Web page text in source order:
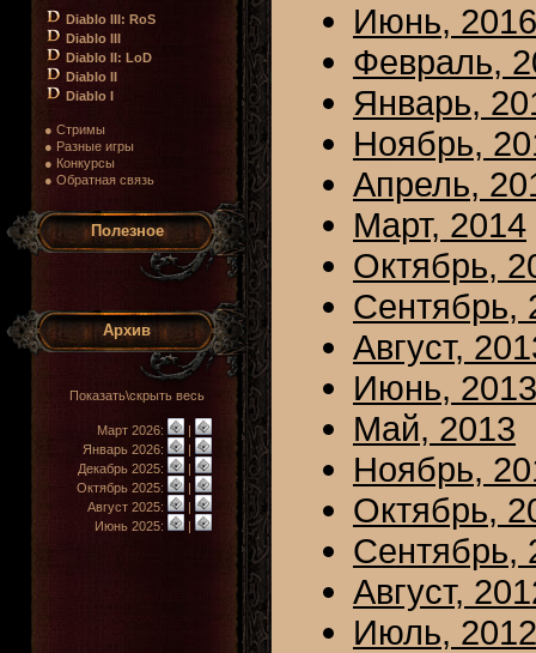
Diablo III: RoS
Diablo III
Diablo II: LoD
Diablo II
Diablo I
● Стримы
● Разные игры
● Конкурсы
● Обратная связь
Полезное
Архив
Показать\скрыть весь
Март 2026:
|
Январь 2026:
|
Декабрь 2025:
|
Октябрь 2025:
|
Август 2025:
|
Июнь 2025:
|
Июнь, 2016
Февраль,
Январь,
Ноябрь,
Апрель,
Март, 2014
Октябрь,
Сентябрь,
Август,
Июнь, 2013
Май, 2013
Ноябрь,
Октябрь,
Сентябрь,
Август,
Июль, 2012